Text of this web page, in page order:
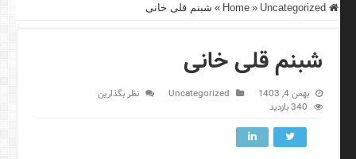
» Uncategorized
» شبنم قلی خانی
شبنم قلی خانی
بهمن 4, 1403 Uncategorized
نظر بگذارین
340 بازدید